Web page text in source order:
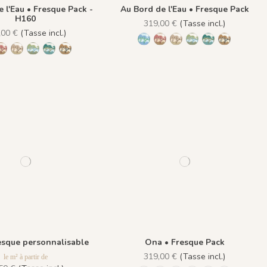
l'Eau • Fresque Pack -
H160
€ (Tasse incl.)
BabyBlue
1430 Burgundy Gold
1432 Moonless Beige
1433 Olive Green
1434 Teal Blue
1435 Warm Brown
Au Bord de l'Eau • Fresque Pack
319,00 € (Tasse incl.)
1431 BabyBlue
1430 Burgundy Gold
1432 Moonless Beige
1433 Olive Green
1434 Teal Blue
1435
personnalisable
le m² à partir de
Ona • Fresque Pack
319,00 € (Tasse incl.)